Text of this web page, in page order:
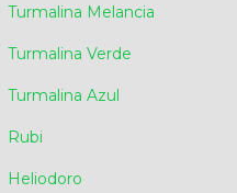
Turmalina Melancia
Turmalina Verde
Turmalina Azul
Rubi
Heliodoro